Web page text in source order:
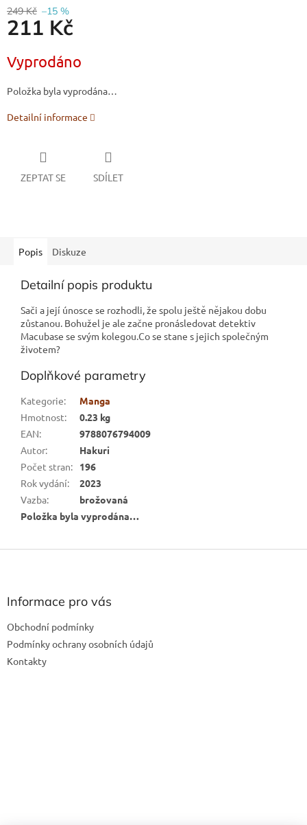
249 Kč –15 %
211 Kč
cena:
Vyprodáno
Položka byla vyprodána…
Detailní informace
ZEPTAT SE SDÍLET
Popis Diskuze
Detailní popis produktu
Sači a její únosce se rozhodli, že spolu ještě nějakou dobu
zůstanou. Bohužel je ale začne pronásledovat detektiv
Macubase se svým kolegou.Co se stane s jejich společným
životem?
Doplňkové parametry
Kategorie:
Manga
Hmotnost:
0.23 kg
EAN:
9788076794009
Autor:
Hakuri
Počet stran:
196
Rok vydání:
2023
Vazba:
brožovaná
Položka byla vyprodána…
Z
Informace pro vás
Obchodní podmínky
Podmínky ochrany osobních údajů
Kontakty